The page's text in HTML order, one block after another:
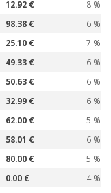
12.92 € 8 %
98.38 € 6 %
25.10 € 7 %
49.33 € 6 %
50.63 € 6 %
32.99 € 6 %
62.00 € 5 %
58.01 € 6 %
80.00 € 5 %
0.00 € 4 %